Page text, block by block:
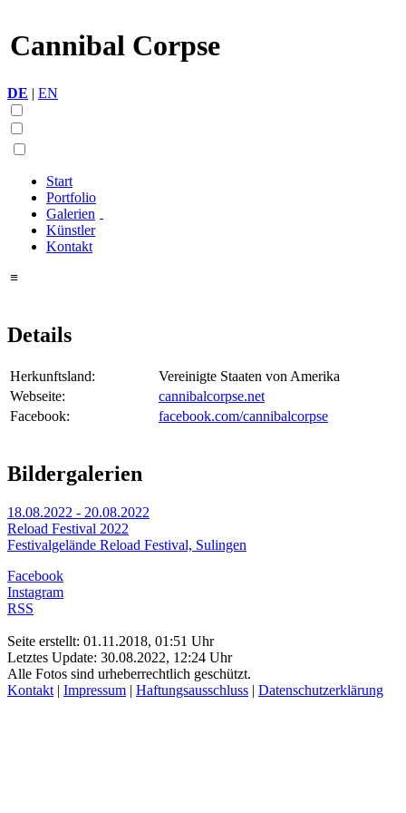
Cannibal Corpse
DE | EN
Start
Portfolio
Galerien
Künstler
Kontakt
≡
Details
Herkunftsland:
Vereinigte Staaten von Amerika
Webseite:
cannibalcorpse.net
Facebook:
facebook.com/cannibalcorpse
Bildergalerien
18.08.2022 - 20.08.2022
Reload Festival 2022
Festivalgelände Reload Festival, Sulingen
Facebook
Instagram
RSS
Seite erstellt: 01.11.2018, 01:51 Uhr
Letztes Update: 30.08.2022, 12:24 Uhr
Alle Fotos sind urheberrechtlich geschützt.
Kontakt | Impressum | Haftungsausschluss | Datenschutzerklärung